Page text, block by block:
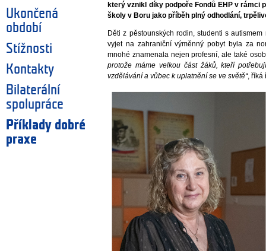
Ukončená
období
Stížnosti
Kontakty
Bilaterální
spolupráce
Příklady dobré
praxe
který vznikl díky podpoře Fondů EHP v rámci
školy v Boru jako příběh plný odhodlání,
Děti z pěstounských rodin, studenti s
vyjet na zahraniční výměnný pobyt byla za
mnohé znamenala nejen profesní, ale také
protože máme velkou část žáků, kteří
vzdělávání a vůbec k uplatnění se ve světě“, říká